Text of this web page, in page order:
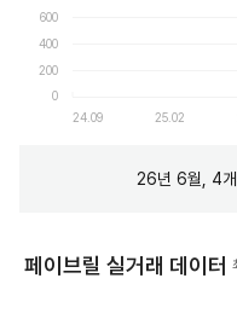
0
200
400
600
24.09 25.02
26년 6월, 4개
페이브릴 실거래 데이터